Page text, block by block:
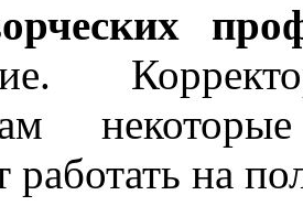
работать на